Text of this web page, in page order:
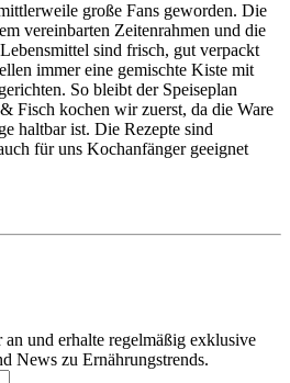
große Fans geworden. Die
vereinbarten Zeitenrahmen und die
sind frisch, gut verpackt
immer eine gemischte Kiste mit
So bleibt der Speiseplan
Fisch kochen wir zuerst, da die Ware
haltbar ist. Die Rezepte sind
für uns Kochanfänger geeignet
und erhalte regelmäßig exklusive
News zu Ernährungstrends.